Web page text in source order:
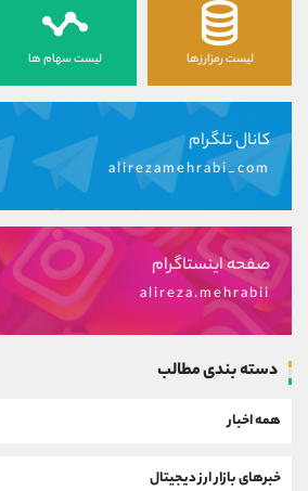
لیست رمزارزها لیست سهام ها
کانال تلگرام
alirezamehrabi_com
صفحه اینستاگرام
alireza.mehrabii
دسته بندی مطالب
همه اخبار
خبرهای بازار ارز دیجیتال